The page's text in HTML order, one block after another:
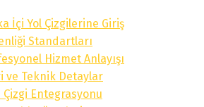
İçi Yol Çizgilerine Giriş
Standartları
Hizmet Anlayışı
ve Teknik Detaylar
Entegrasyonu